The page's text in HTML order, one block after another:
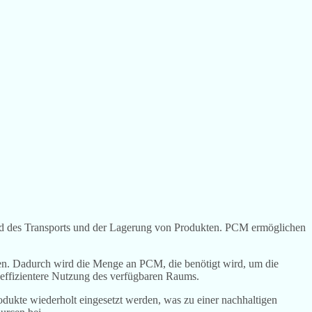
Transports und der Lagerung von Produkten. PCM ermöglichen
Dadurch wird die Menge an PCM, die benötigt wird, um die
Nutzung des verfügbaren Raums.
wiederholt eingesetzt werden, was zu einer nachhaltigen